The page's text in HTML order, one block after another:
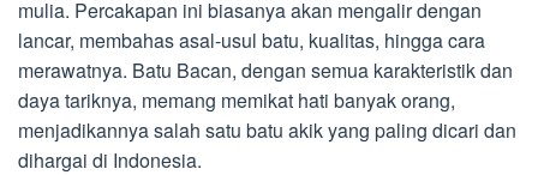
mulia. Percakapan ini biasanya akan mengalir dengan
lancar, membahas asal-usul batu, kualitas, hingga cara
merawatnya. Batu Bacan, dengan semua karakteristik dan
daya tariknya, memang memikat hati banyak orang,
menjadikannya salah satu batu akik yang paling dicari dan
dihargai di Indonesia.